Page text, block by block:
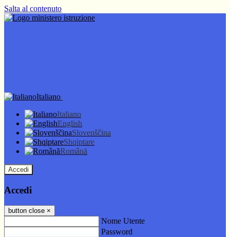
Salta al contenuto
Italiano
Italiano
English
Slovenščina
Shqiptare
Română
Accedi
Accedi
button close ×
Nome Utente
Password